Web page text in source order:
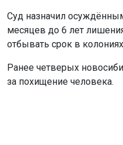
Суд назначил
месяцев до 6 лет
отбывать срок в
Ранее четверых
за похищение человека.